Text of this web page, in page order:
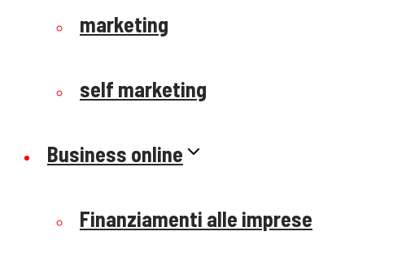
marketing
self marketing
Business online
Finanziamenti alle imprese